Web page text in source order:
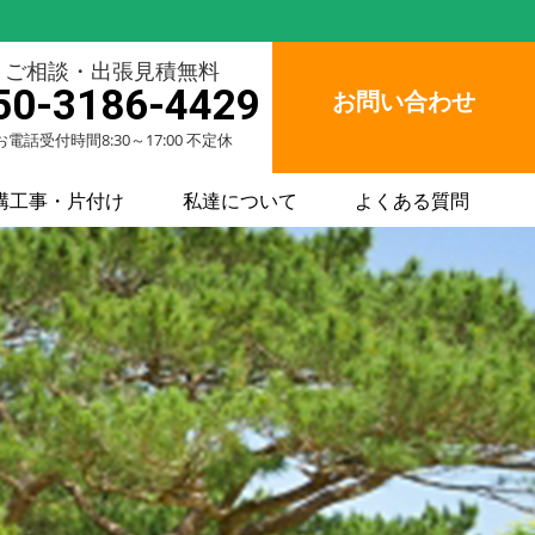
ご相談・出張見積無料
3186-4429
電話受付時間8:30～17:00 不定休
お問い合わせ
工事・片付け 私達について よくある質問